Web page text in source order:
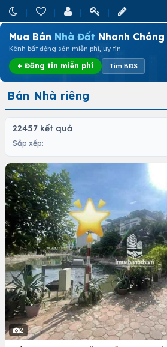
Mua Bán Nhà Đất Nhanh Chóng
Kênh bất động sản miễn phí, uy tín
+ Đăng tin miễn phí Tìm BĐS
Bán Nhà riêng
22457 kết quả
Sắp xếp:
2